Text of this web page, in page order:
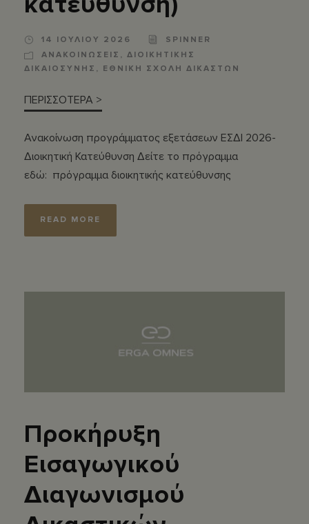
14 ΙΟΥΛΙΟΥ 2026
SPINNER
ΑΝΑΚΟΙΝΩΣΕΙΣ , ΔΙΟΙΚΗΤΙΚΗΣ
ΔΙΚΑΙΟΣΥΝΗΣ , ΕΘΝΙΚΗ ΣΧΟΛΗ ΔΙΚΑΣΤΩΝ
ΠΕΡΙΣΣΟΤΕΡΑ >
Ανακοίνωση προγράμματος εξετάσεων ΕΣΔΙ 2026-
Διοικητική Κατεύθυνση Δείτε το πρόγραμμα
εδώ: πρόγραμμα διοικητικής κατεύθυνσης
READ MORE
Προκήρυξη
Εισαγωγικού
Διαγωνισμού